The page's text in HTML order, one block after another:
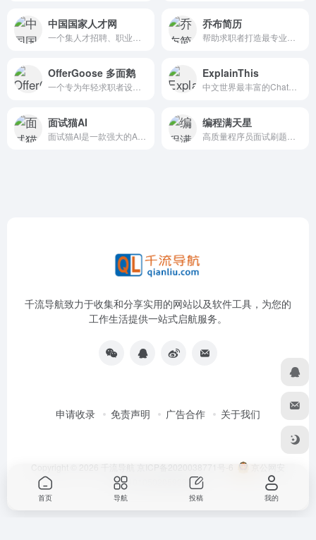
中国国家人才网 乔布简历
OfferGoose 多面鹅 ExplainThis
面试猫AI 编程满天星
千流导航致力于收集和分享实用的网站以及软件工具，为您的
工作生活提供一站式启航服务。
申请收录 免责声明 广告合作 关于我们
Copyright © 2026 千流导航 京ICP备2020038771号-6
京公网安
备11010502059096号
首页 导航 投稿 我的